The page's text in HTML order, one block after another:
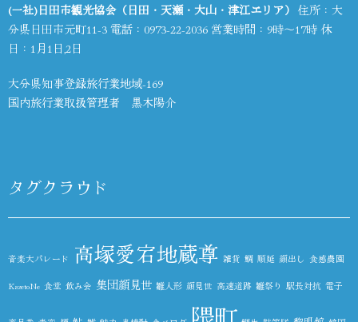
(一社)日田市観光協会（日田・天瀬・大山・津江エリア） 住所：大
分県日田市元町11-3 電話： 0973-22-2036 営業時間：9時～17時 休
日：1月1日,2日
大分県知事登録旅行業地域-169
国内旅行業取扱管理者 黒木陽介
タグクラウド
音楽大パレード 高塚愛宕地蔵尊 雑貨 鯛 順延 顔出し 食感農園
KazetoNe 食堂 飲み会 集団顔見世 雛人形 顔見世 高速道路 雛祭り 駅長対抗 電子
隈町